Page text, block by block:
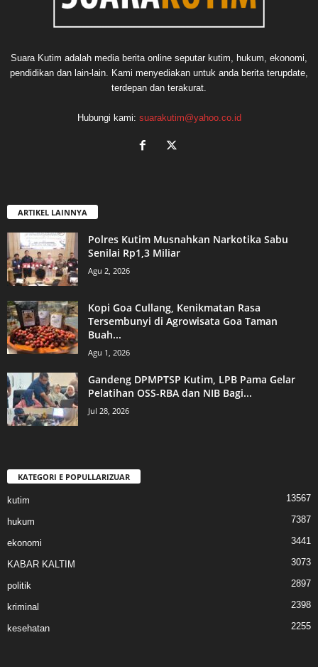
Suara Kutim adalah media berita online seputar kutim, hukum, ekonomi,
pendidikan dan lain-lain. Kami menyediakan untuk anda berita terupdate,
terdepan dan terakurat.
Hubungi kami: suarakutim@yahoo.co.id
ARTIKEL LAINNYA
Polres Kutim Musnahkan Narkotika Sabu
Senilai Rp1,3 Miliar
Agu 2, 2026
Kopi Goa Cullang, Kenikmatan Rasa
Tersembunyi di Agrowisata Goa Taman
Buah...
Agu 1, 2026
Gandeng DPMPTSP Kutim, LPB Pama Gelar
Pelatihan OSS-RBA dan NIB Bagi...
Jul 28, 2026
KATEGORI E POPULLARIZUAR
kutim 13567
hukum 7387
ekonomi 3441
KABAR KALTIM 3073
politik 2897
kriminal 2398
kesehatan 2255